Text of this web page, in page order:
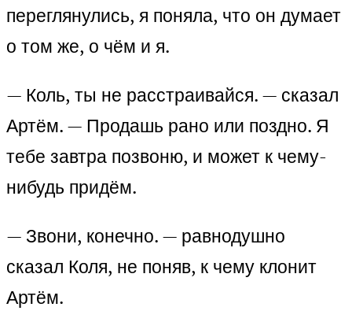
переглянулись, я поняла, что он думает
о том же, о чём и я.
— Коль, ты не расстраивайся. — сказал
Артём. — Продашь рано или поздно. Я
тебе завтра позвоню, и может к чему-
нибудь придём.
— Звони, конечно. — равнодушно
сказал Коля, не поняв, к чему клонит
Артём.